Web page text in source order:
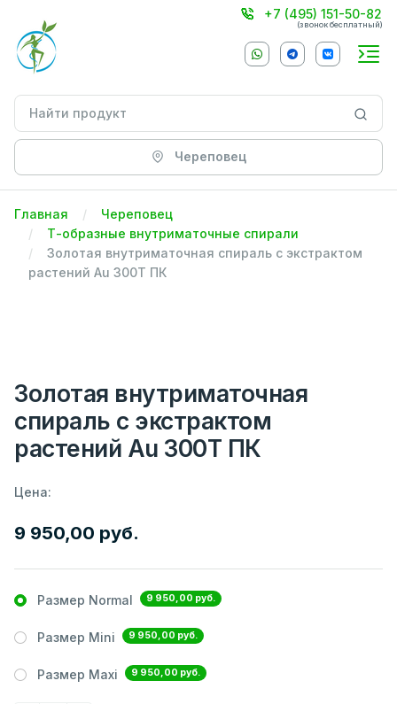
+7 (495) 151-50-82
(звонок бесплатный)
Череповец
Главная
Череповец
Т-образные внутриматочные спирали
Золотая внутриматочная спираль с экстрактом
растений Au 300Т ПК
Золотая внутриматочная
спираль с экстрактом
растений Au 300Т ПК
Цена:
9 950,00 руб.
Размер Normal 9 950,00 руб.
Размер Mini 9 950,00 руб.
Размер Maxi 9 950,00 руб.